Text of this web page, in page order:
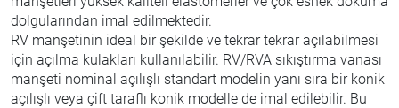
dolgularından imal edilmektedir.
RV manşetinin ideal bir şekilde ve tekrar tekrar açılabilmesi
için açılma kulakları kullanılabilir. RV/RVA sıkıştırma vanası
manşeti nominal açılışlı standart modelin yanı sıra bir konik
açılışlı veya çift taraflı konik modelle de imal edilebilir. Bu